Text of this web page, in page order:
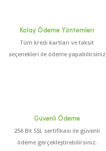
Kolay Ödeme Yöntemleri
Tüm kredi kartları ve taksit
seçenekleri ile ödeme yapabilirsiniz
Güvenli Ödeme
256 Bit SSL sertifikası ile güvenli
ödeme gerçekleştirebilirsiniz.